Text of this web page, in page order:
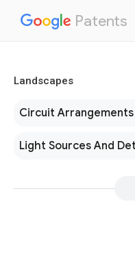
Patents
Landscapes
Circuit
Light Sources And